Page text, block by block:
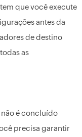
que você execute
antes da
de destino
as
é concluído
precisa garantir